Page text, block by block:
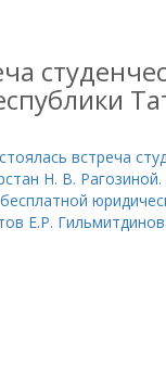
встреча
Н. В.
Е.Р.